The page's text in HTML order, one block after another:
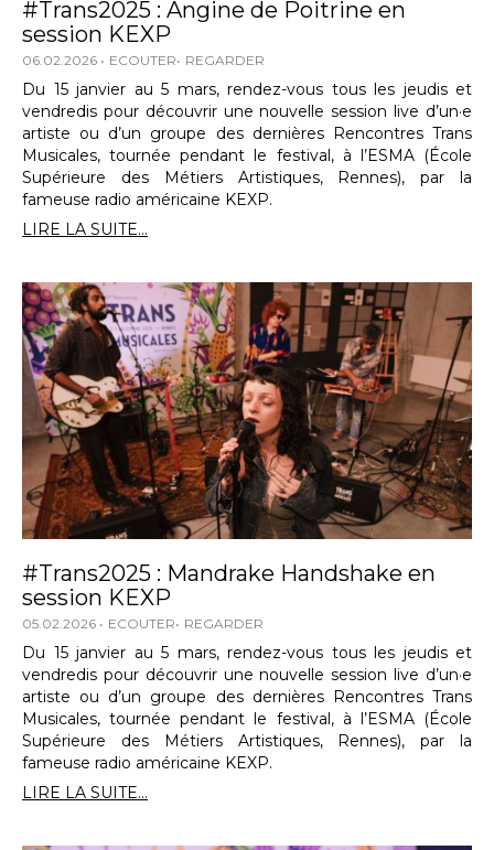
#Trans2025 : Angine de Poitrine en
session KEXP
06.02.2026 ECOUTER REGARDER
Du 15 janvier au 5 mars, rendez-vous tous les jeudis et
vendredis pour découvrir une nouvelle session live d’un·e
artiste ou d’un groupe des dernières Rencontres Trans
Musicales, tournée pendant le festival, à l’ESMA (École
Supérieure des Métiers Artistiques, Rennes), par la
fameuse radio américaine KEXP.
LIRE LA SUITE...
#Trans2025 : Mandrake Handshake en
session KEXP
05.02.2026 ECOUTER REGARDER
Du 15 janvier au 5 mars, rendez-vous tous les jeudis et
vendredis pour découvrir une nouvelle session live d’un·e
artiste ou d’un groupe des dernières Rencontres Trans
Musicales, tournée pendant le festival, à l’ESMA (École
Supérieure des Métiers Artistiques, Rennes), par la
fameuse radio américaine KEXP.
LIRE LA SUITE...